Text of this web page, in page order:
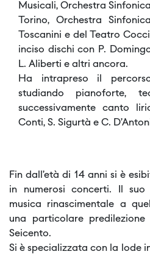
Musicali, Orchestra
Torino, Orchestra
Toscanini e del Teatro
inciso dischi con P.
L. Aliberti e altri ancora.
Ha intrapreso il
studiando pianoforte,
successivamente canto
Conti, S. Sigurtà e C.
Fin dall’età di 14 anni si è
in numerosi concerti. Il
musica rinascimentale a
una particolare
Seicento.
Si è specializzata con la lode